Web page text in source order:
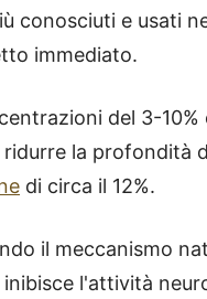
conosciuti e usati
immediato.
del 3-10%
la profondità
di circa il 12%.
il meccanismo
l'attività